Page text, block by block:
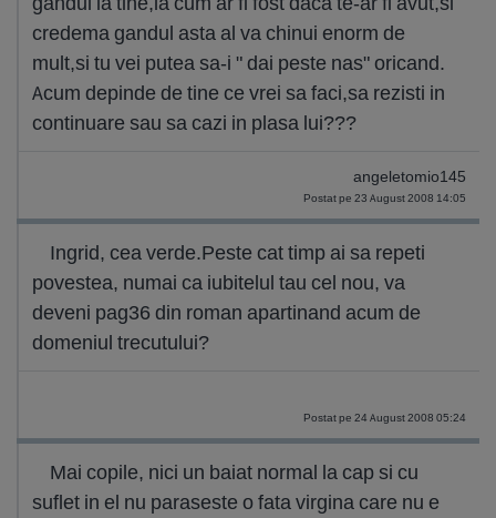
credema gandul asta al va chinui enorm de
mult,si tu vei putea sa-i " dai peste nas" oricand.
Acum depinde de tine ce vrei sa faci,sa rezisti in
continuare sau sa cazi in plasa lui???
angeletomio145
Postat pe 23 August 2008 14:05
Ingrid, cea verde.Peste cat timp ai sa repeti
povestea, numai ca iubitelul tau cel nou, va
deveni pag36 din roman apartinand acum de
domeniul trecutului?
Postat pe 24 August 2008 05:24
Mai copile, nici un baiat normal la cap si cu
suflet in el nu paraseste o fata virgina care nu e